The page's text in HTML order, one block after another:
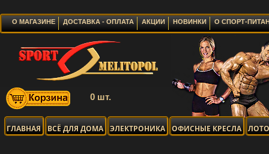
О МАГАЗИНЕ ДОСТАВКА - ОПЛАТА АКЦИИ НОВИНКИ О СПОРТ-
0 шт.
ГЛАВНАЯ ВСЁ ДЛЯ ДОМА ЭЛЕКТРОНИКА ОФИСНЫЕ КРЕСЛА